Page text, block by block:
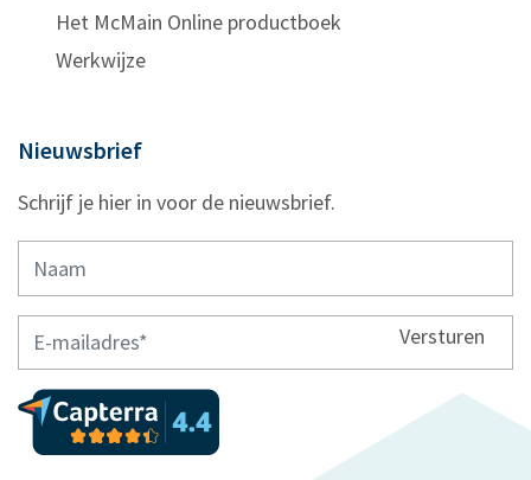
Het McMain Online productboek
Werkwijze
Nieuwsbrief
Schrijf je hier in voor de nieuwsbrief.
Versturen